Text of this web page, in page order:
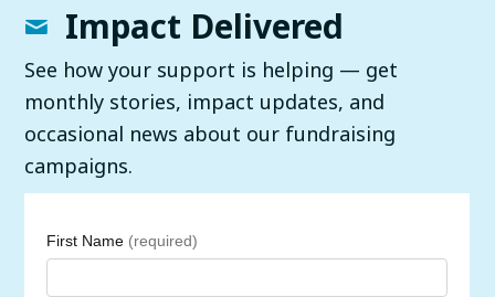
Impact Delivered
See how your support is helping — get
monthly stories, impact updates, and
occasional news about our fundraising
campaigns.